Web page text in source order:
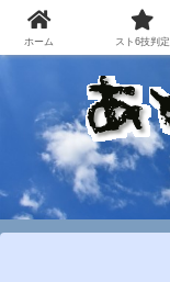
ホーム スト6技判定